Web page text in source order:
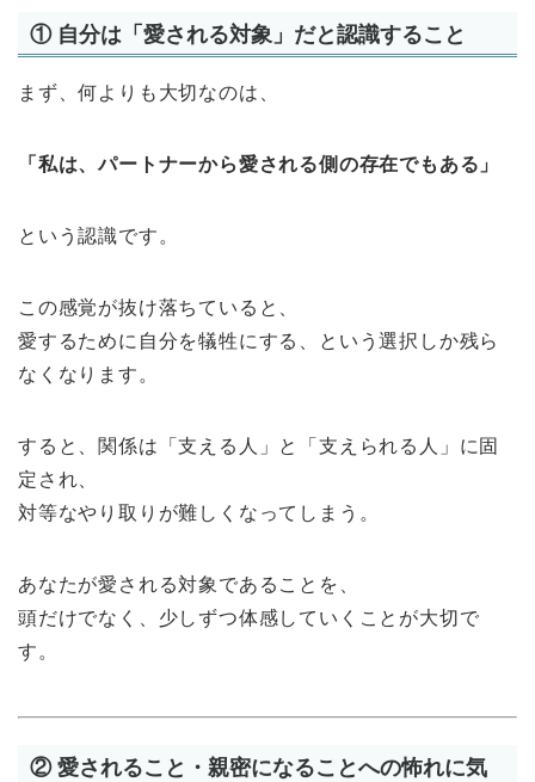
① 自分は「愛される対象」だと認識すること
まず、何よりも大切なのは、
「私は、パートナーから愛される側の存在でもある」
という認識です。
この感覚が抜け落ちていると、
愛するために自分を犠牲にする、という選択しか残ら
なくなります。
すると、関係は「支える人」と「支えられる人」に固
定され、
対等なやり取りが難しくなってしまう。
あなたが愛される対象であることを、
頭だけでなく、少しずつ体感していくことが大切で
す。
② 愛されること・親密になることへの怖れに気